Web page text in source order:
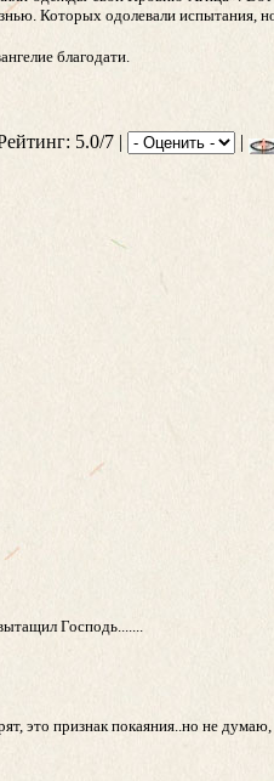
Которых одолевали испытания,
благодати.
5.0/7 |
|
Господь.......
это признак покаяния..но не думаю,